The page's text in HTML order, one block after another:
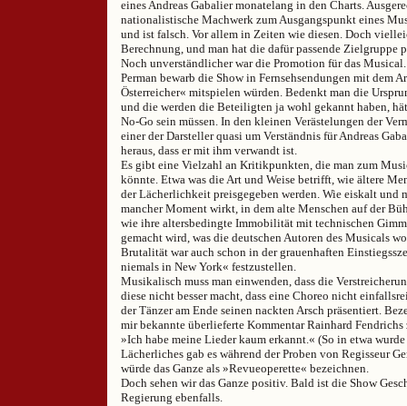
eines Andreas Gabalier monatelang in den Charts.
nationalistische Machwerk zum Ausgangspunkt eines
und ist falsch. Vor allem in Zeiten wie diesen. Doch
Berechnung, und man hat die dafür passende Zielgruppe
Noch unverständlicher war die Promotion für das
Perman bewarb die Show in Fernsehsendungen mit dem
Österreicher« mitspielen würden. Bedenkt man die
und die werden die Beteiligten ja wohl gekannt haben,
No-Go sein müssen. In den kleinen Verästelungen der
einer der Darsteller quasi um Verständnis für Andreas
heraus, dass er mit ihm verwandt ist.
Es gibt eine Vielzahl an Kritikpunkten, die man zum
könnte. Etwa was die Art und Weise betrifft, wie ältere
der Lächerlichkeit preisgegeben werden. Wie eiskalt und
mancher Moment wirkt, in dem alte Menschen auf der
wie ihre altersbedingte Immobilität mit technischen
gemacht wird, was die deutschen Autoren des Musicals
Brutalität war auch schon in der grauenhaften
niemals in New York« festzustellen.
Musikalisch muss man einwenden, dass die
diese nicht besser macht, dass eine Choreo nicht
der Tänzer am Ende seinen nackten Arsch präsentiert.
mir bekannte überlieferte Kommentar Rainhard
»Ich habe meine Lieder kaum erkannt.« (So in etwa
Lächerliches gab es während der Proben von Regisseur
würde das Ganze als »Revueoperette« bezeichnen.
Doch sehen wir das Ganze positiv. Bald ist die Show
Regierung ebenfalls.